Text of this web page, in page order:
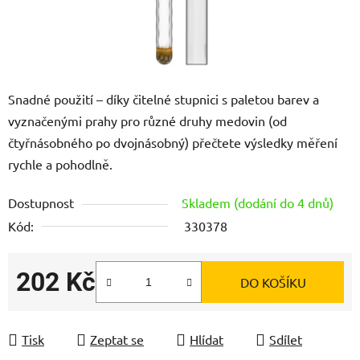
Snadné použití – díky čitelné stupnici s paletou barev a
vyznačenými prahy pro různé druhy medovin (od
čtyřnásobného po dvojnásobný) přečtete výsledky měření
rychle a pohodlně.
Dostupnost
Skladem (dodání do 4 dnů)
Kód:
330378
202 Kč DO KOŠÍKU
Tisk Zeptat se Hlídat Sdílet